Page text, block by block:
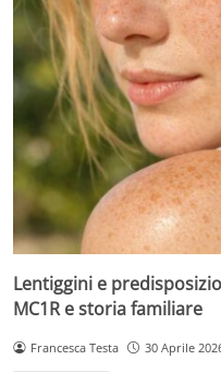
Lentiggini e
MC1R e storia familiare
Francesca Testa 30 Aprile